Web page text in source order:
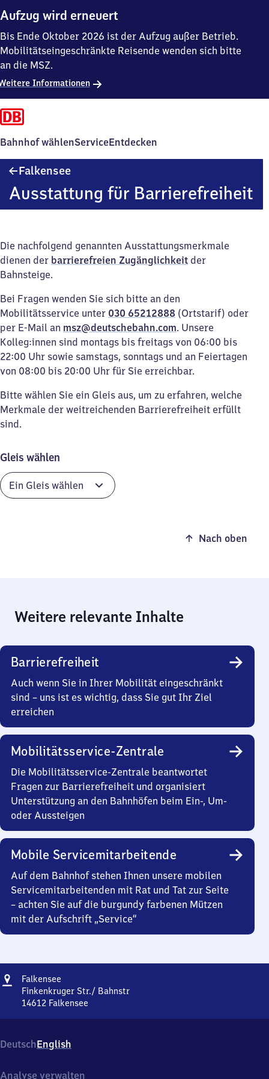
Aufzug wird erneuert
Bis Ende Oktober 2026 ist der Aufzug außer Betrieb.
Mobilitätseingeschränkte Reisende wenden sich bitte
an die MSZ.
Informationen
Bahnhof wählenServiceEntdecken
Falkensee
Ausstattung für Barrierefreiheit
Die nachfolgend genannten Ausstattungsmerkmale
dienen der barrierefreien Zugänglichkeit der
Bahnsteige.
Bei Fragen wenden Sie sich bitte an den
Mobilitätsservice unter 030 65212888 (Ortstarif) oder
per E-Mail an msz@deutschebahn.com. Unsere
Kolleg:innen sind montags bis freitags von 06:00 bis
22:00 Uhr sowie samstags, sonntags und an Feiertagen
von 08:00 bis 20:00 Uhr für Sie erreichbar.
Bitte wählen Sie ein Gleis aus, um zu erfahren, welche
Merkmale der weitreichenden Barrierefreiheit erfüllt
sind.
Gleis wählen
Nach oben
Weitere relevante Inhalte
Barrierefreiheit
Auch wenn Sie in Ihrer Mobilität eingeschränkt
sind – uns ist es wichtig, dass Sie gut Ihr Ziel
erreichen
Mobilitätsservice-Zentrale
Die Mobilitätsservice-Zentrale beantwortet
Fragen zur Barrierefreiheit und organisiert
Unterstützung an den Bahnhöfen beim Ein-, Um-
oder Aussteigen
Mobile Servicemitarbeitende
Auf dem Bahnhof stehen Ihnen unsere mobilen
Servicemitarbeitenden mit Rat und Tat zur Seite
– achten Sie auf die burgundy farbenen Mützen
mit der Aufschrift „Service“
Adresse
Falkensee
Finkenkruger Str./ Bahnstr
14612 Falkensee
Str./
Bahnstr,
4
DeutschEnglish
Analyse verwalten